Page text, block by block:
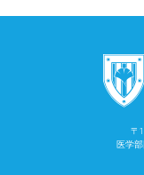
󿾱
〒
医学